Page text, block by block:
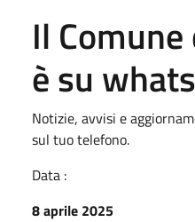
Il
è su
Notizie, avvisi e
sul tuo telefono.
Data :
8 aprile 2025